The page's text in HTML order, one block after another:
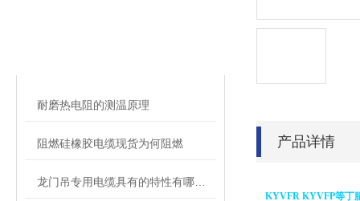
耐磨热电阻的测温原理
阻燃硅橡胶电缆现货为何阻燃 产品详情
KYVFR KYVFP等丁